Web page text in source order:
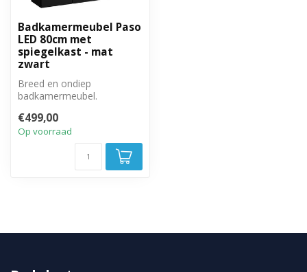
Badkamermeubel Paso
LED 80cm met
spiegelkast - mat
zwart
Breed en ondiep
badkamermeubel.
badkamermeubel,
spiegelkast en ...
€499,00
Op voorraad